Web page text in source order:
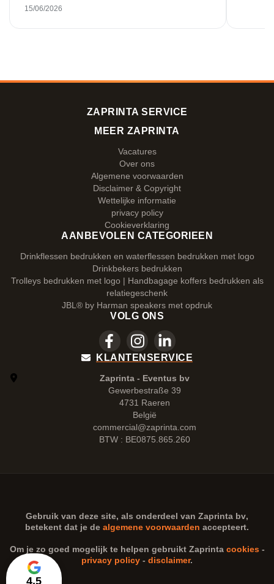
ben daar heel blij mee. Hartelijk bedankt!
15/06/2026
4,5
ZAPRINTA SERVICE
MEER ZAPRINTA
Vacatures
Over ons
Algemene voorwaarden
Disclaimer & Copyright
Wettelijke informatie
privacy policy
Cookieverklaring
AANBEVOLEN CATEGORIEEN
Drinkflessen bedrukken en waterflessen bedrukken met logo
Drinkbekers bedrukken
Trolleys bedrukken met logo | Handbagage koffers bedrukken als
relatiegeschenk
JBL® by Harman speakers met opdruk
VOLG ONS
KLANTENSERVICE
Zaprinta - Eventus bv
Gewerbestraße 39
4731 Raeren
België
commercial@zaprinta.com
BTW : BE0875.865.260
Gebruik van deze site, als onderdeel van Zaprinta bv,
betekent dat je de algemene voorwaarden accepteert.
Om je zo goed mogelijk te helpen gebruikt Zaprinta cookies-
privacy policy - disclaimer.